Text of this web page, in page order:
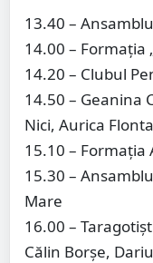
13.40 –
14.00 – Formația
14.20 – Clubul
14.50 – Geanina
Nici, Aurica Flonta
15.10 – Formația
15.30 –
Mare
16.00 –
Călin Borșe,